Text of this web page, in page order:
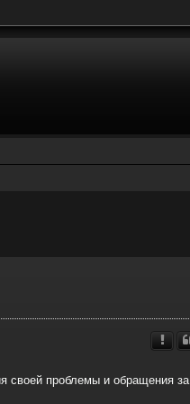
своей проблемы и обращения за